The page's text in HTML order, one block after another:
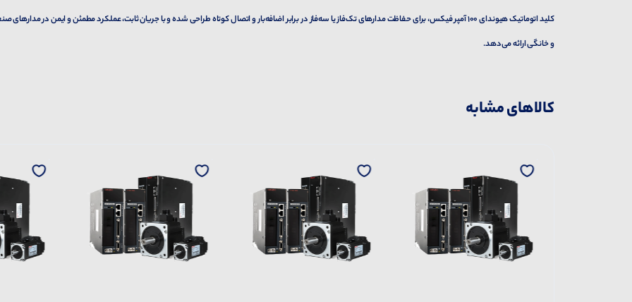
کلید اتوماتیک هیوندای 100 آمپر فیکس، برای حفاظت مدارهای تک‌فاز یا سه‌فاز در برابر اضافه‌بار و اتصال کوتاه طراحی شده و با جریان ثابت، عملکرد مطمئن و ایمن در مدارهای
و خانگی ارائه می‌دهد.
کالاهای مشابه